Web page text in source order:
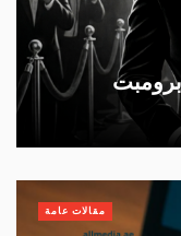
مقالات عامة